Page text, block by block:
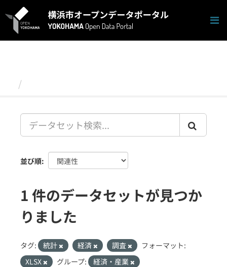
キ
並び順
1 件のデータセットが見つか
りました
タグ: 統計 経済 調査
フォーマット:
XLSX
グループ:
経済・産業